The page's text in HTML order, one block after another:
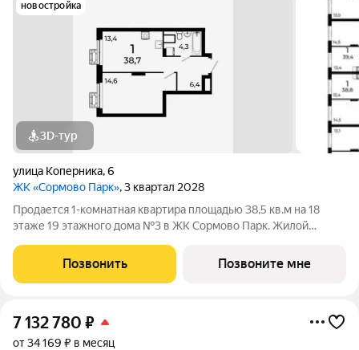
новостройка
3D-тур
улица Коперника,6
ЖК «Сормово Парк», 3 квартал 2028
Продается 1-комнатная квартира площадью 38,5 кв.м на 18
этаже 19 этажного дома №3 в ЖК Сормово Парк. Жилой
центральной локации Сормовского района Нижнего
Новгорода. В окружении комплекса Сормовский
Позвонить Позвоните мне
7 132 780 ₽
от 34 169 ₽ в месяц